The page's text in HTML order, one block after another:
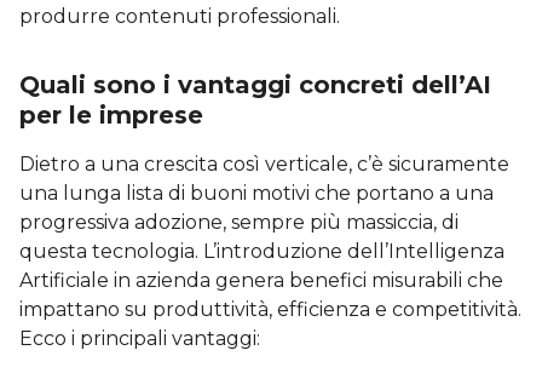
produrre contenuti professionali.
Quali sono i vantaggi concreti dell’AI
per le imprese
Dietro a una crescita così verticale, c’è sicuramente
una lunga lista di buoni motivi che portano a una
progressiva adozione, sempre più massiccia, di
questa tecnologia. L’introduzione dell’Intelligenza
Artificiale in azienda genera benefici misurabili che
impattano su produttività, efficienza e competitività.
Ecco i principali vantaggi: